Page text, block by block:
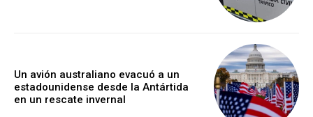
Un avión australiano evacuó a un
estadounidense desde la Antártida
en un rescate invernal